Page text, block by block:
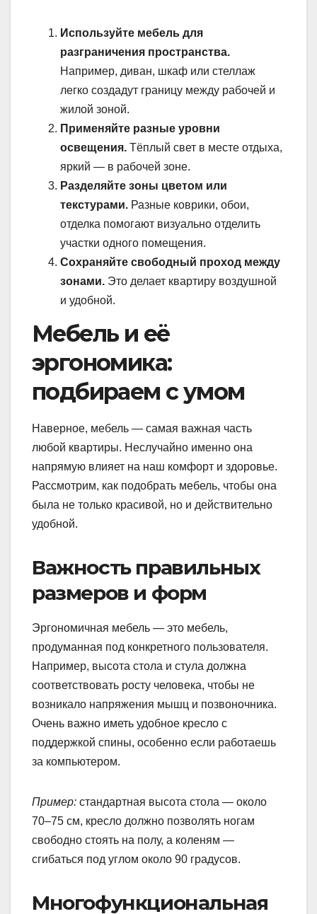
Используйте мебель для
разграничения пространства.
Например, диван, шкаф или стеллаж
легко создадут границу между рабочей и
жилой зоной.
Применяйте разные уровни
освещения. Тёплый свет в месте отдыха,
яркий — в рабочей зоне.
Разделяйте зоны цветом или
текстурами. Разные коврики, обои,
отделка помогают визуально отделить
участки одного помещения.
Сохраняйте свободный проход между
зонами. Это делает квартиру воздушной
и удобной.
Мебель и её
эргономика:
подбираем с умом
Наверное, мебель — самая важная часть
любой квартиры. Неслучайно именно она
напрямую влияет на наш комфорт и здоровье.
Рассмотрим, как подобрать мебель, чтобы она
была не только красивой, но и действительно
удобной.
Важность правильных
размеров и форм
Эргономичная мебель — это мебель,
продуманная под конкретного пользователя.
Например, высота стола и стула должна
соответствовать росту человека, чтобы не
возникало напряжения мышц и позвоночника.
Очень важно иметь удобное кресло с
поддержкой спины, особенно если работаешь
за компьютером.
Пример: стандартная высота стола — около
70–75 см, кресло должно позволять ногам
свободно стоять на полу, а коленям —
сгибаться под углом около 90 градусов.
Многофункциональная